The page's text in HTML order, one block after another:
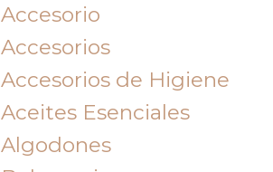
Accesorio
Accesorios
Accesorios de Higiene
Aceites Esenciales
Algodones